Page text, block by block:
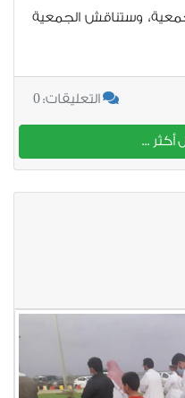
الجمعية، وستناقش الجمعية
التعليقات:0
...